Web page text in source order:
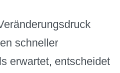
schneller
erwartet, entscheidet